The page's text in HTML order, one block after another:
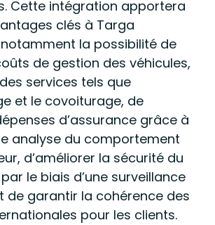
Cette intégration apportera
clés à Targa
la possibilité de
de gestion des véhicules,
services tels que
et le covoiturage, de
d’assurance grâce à
analyse du comportement
d’améliorer la sécurité du
le biais d’une surveillance
de garantir la cohérence des
pour les clients.